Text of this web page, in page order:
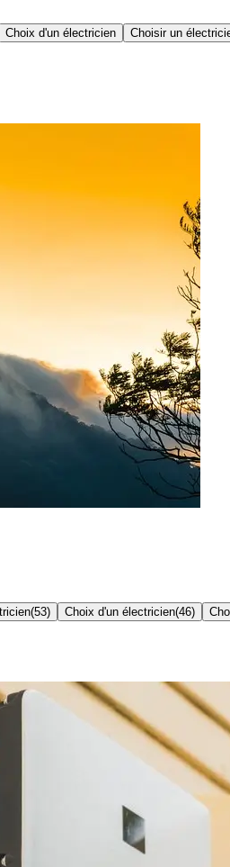
Choix d'un électricien Choisir un
(53) Choix d'un électricien(46)